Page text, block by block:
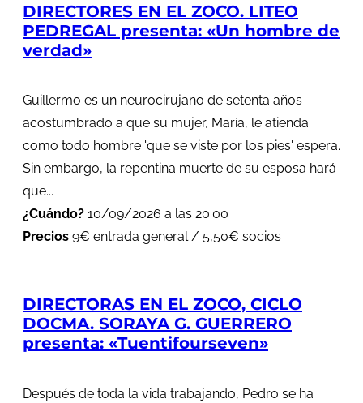
DIRECTORES EN EL ZOCO. LITEO
PEDREGAL presenta: «Un hombre de
verdad»
Guillermo es un neurocirujano de setenta años
acostumbrado a que su mujer, María, le atienda
como todo hombre 'que se viste por los pies' espera.
Sin embargo, la repentina muerte de su esposa hará
que...
¿Cuándo? 10/09/2026 a las 20:00
Precios 9€ entrada general / 5,50€ socios
DIRECTORAS EN EL ZOCO, CICLO
DOCMA. SORAYA G. GUERRERO
presenta: «Tuentifourseven»
Después de toda la vida trabajando, Pedro se ha